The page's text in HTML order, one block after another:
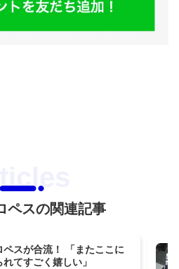
ペスの関連記事
ペスが合流！ 「またここに
てすごく嬉しい」